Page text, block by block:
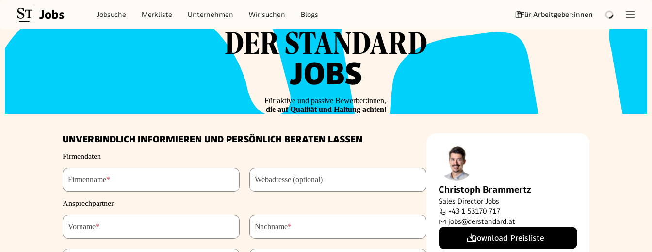
Jobs Jobsuche Merkliste Unternehmen Wir suchen Blogs Für Arbeitgeber:innen
DER STANDARD
JOBS
Für aktive und passive Bewerber:innen,
die auf Qualität und Haltung achten!
UNVERBINDLICH INFORMIEREN UND PERSÖNLICH BERATEN LASSEN
Firmendaten
Firmenname* Webadresse (optional)
Ansprechpartner
Vorname* Nachname*
Christoph Brammertz
Sales Director Jobs
+43 1 53170 717
jobs@derstandard.at
Download Preisliste